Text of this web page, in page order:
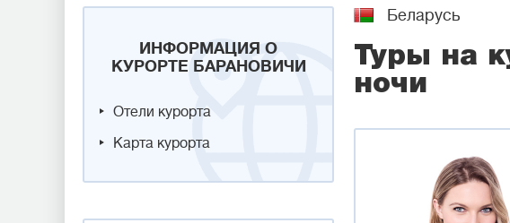
ИНФОРМАЦИЯ О
КУРОРТЕ БАРАНОВИЧИ
Отели курорта
Карта курорта
Беларусь
Туры на
ночи